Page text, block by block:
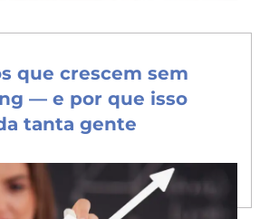
que crescem sem
— e por que isso
tanta gente